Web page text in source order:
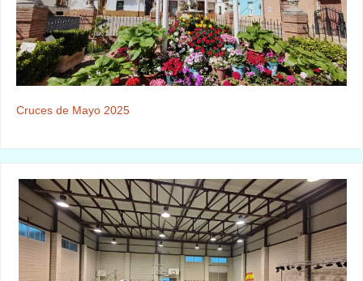
Cruces de Mayo 2025